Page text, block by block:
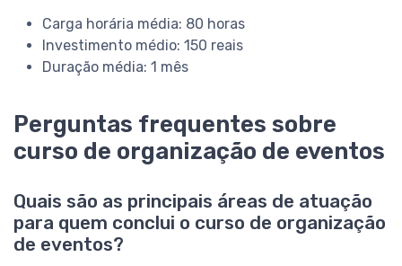
Carga horária média: 80 horas
Investimento médio: 150 reais
Duração média: 1 mês
Perguntas frequentes sobre
curso de organização de eventos
Quais são as principais áreas de atuação
para quem conclui o curso de organização
de eventos?